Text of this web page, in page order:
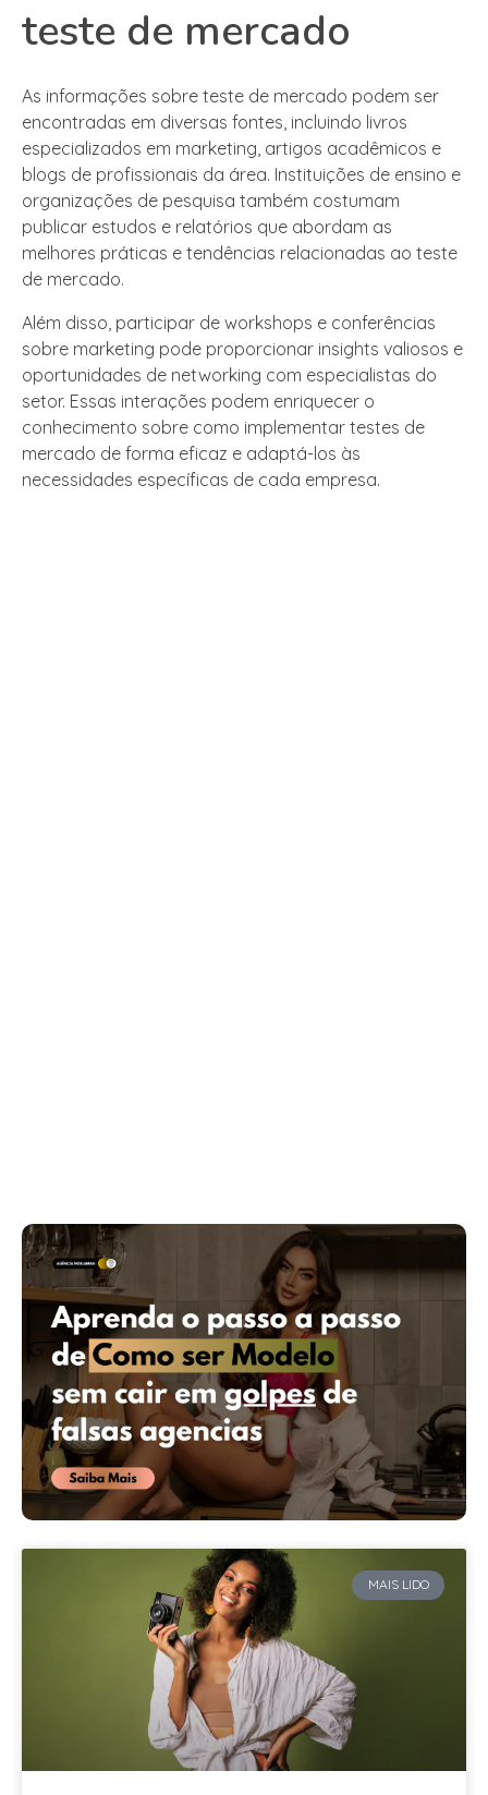
teste de mercado
As informações sobre teste de mercado podem ser
encontradas em diversas fontes, incluindo livros
especializados em marketing, artigos acadêmicos e
blogs de profissionais da área. Instituições de ensino e
organizações de pesquisa também costumam
publicar estudos e relatórios que abordam as
melhores práticas e tendências relacionadas ao teste
de mercado.
Além disso, participar de workshops e conferências
sobre marketing pode proporcionar insights valiosos e
oportunidades de networking com especialistas do
setor. Essas interações podem enriquecer o
conhecimento sobre como implementar testes de
mercado de forma eficaz e adaptá-los às
necessidades específicas de cada empresa.
MAIS LIDO